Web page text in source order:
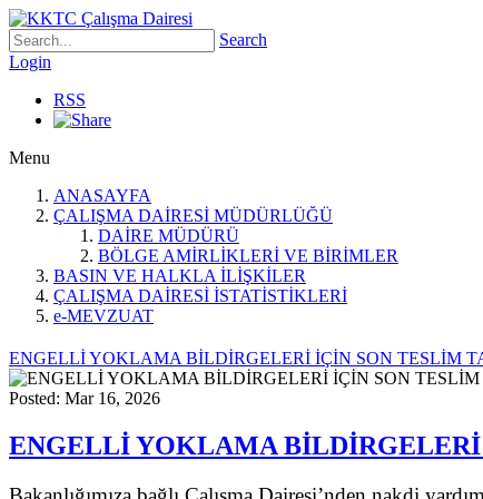
Search
Login
RSS
Menu
ANASAYFA
ÇALIŞMA DAİRESİ MÜDÜRLÜĞÜ
DAİRE MÜDÜRÜ
BÖLGE AMİRLİKLERİ VE BİRİMLER
BASIN VE HALKLA İLİŞKİLER
ÇALIŞMA DAİRESİ İSTATİSTİKLERİ
e-MEVZUAT
ENGELLİ YOKLAMA BİLDİRGELERİ İÇİN SON TESLİM
Posted: Mar 16, 2026
ENGELLİ YOKLAMA